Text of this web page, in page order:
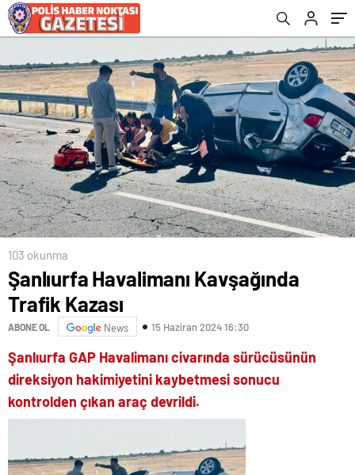
103 okunma
Şanlıurfa Havalimanı Kavşağında
Trafik Kazası
ABONE OL News 15 Haziran 2024 16:30
Şanlıurfa GAP Havalimanı civarında sürücüsünün
direksiyon hakimiyetini kaybetmesi sonucu
kontrolden çıkan araç devrildi.